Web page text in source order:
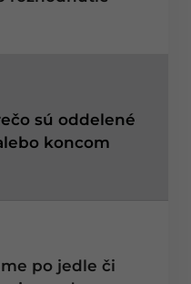
sú oddelené
koncom
po jedle či